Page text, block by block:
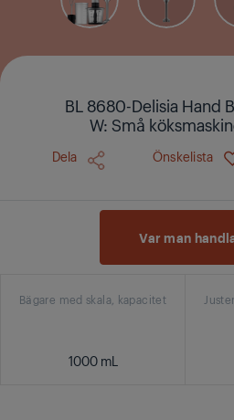
BL 8680-Delisia Hand
W: Små
Dela Önskelista
Var man
Bägare med skala, kapacitet
1000 mL